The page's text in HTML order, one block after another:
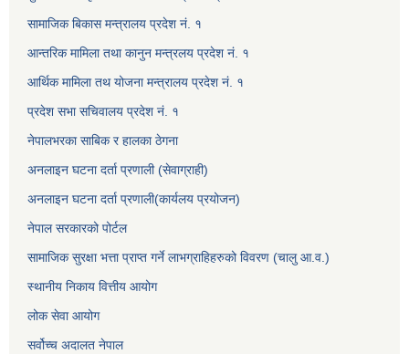
सामाजिक बिकास मन्त्रालय प्रदेश नं. १
आन्तरिक मामिला तथा कानुन मन्त्रलय प्रदेश नं. १
आर्थिक मामिला तथ योजना मन्त्रालय प्रदेश नं. १
प्रदेश सभा सचिवालय प्रदेश नं. १
नेपालभरका साबिक र हालका ठेगना
अनलाइन घटना दर्ता प्रणाली (सेवाग्राही)
अनलाइन घटना दर्ता प्रणाली(कार्यलय प्रयोजन)
नेपाल सरकारको पोर्टल
सामाजिक सुरक्षा भत्ता प्राप्त गर्ने लाभग्राहिहरुको विवरण (चालु आ.व.)
स्थानीय निकाय वित्तीय आयोग
लोक सेवा आयोग
सर्वोच्च अदालत नेपाल